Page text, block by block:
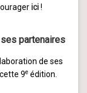
ici!
partenaires
de ses
9e édition.